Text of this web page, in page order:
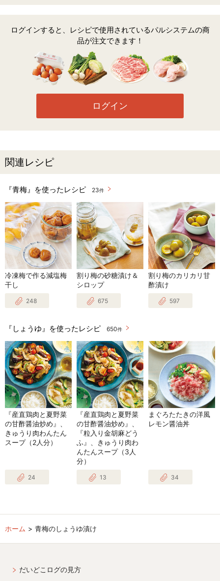
ログインすると、レシピで使用されているパルシステムの商
品が注文できます！
ログイン
関連レシピ
『青梅』を使ったレシピ 23件
冷凍梅で作る減塩梅
干し
248
割り梅の砂糖漬け＆
シロップ
675
割り梅のカリカリ甘
酢漬け
597
『しょうゆ』を使ったレシピ 650件
『産直鶏肉と夏野菜
の甘酢醤油炒め』、
きゅうり肉わんたん
スープ（2人分）
24
『産直鶏肉と夏野菜
の甘酢醤油炒め』、
『粒入り金胡麻どう
ふ』、きゅうり肉わ
んたんスープ（3人
分）
13
まぐろたたきの洋風
レモン醤油丼
34
ホーム 青梅のしょうゆ漬け
だいどこログの見方